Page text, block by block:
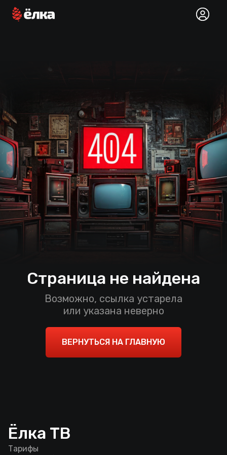
Страница не найдена
Возможно, ссылка устарела
или указана неверно
ВЕРНУТЬСЯ НА ГЛАВНУЮ
Ёлка ТВ
Тарифы